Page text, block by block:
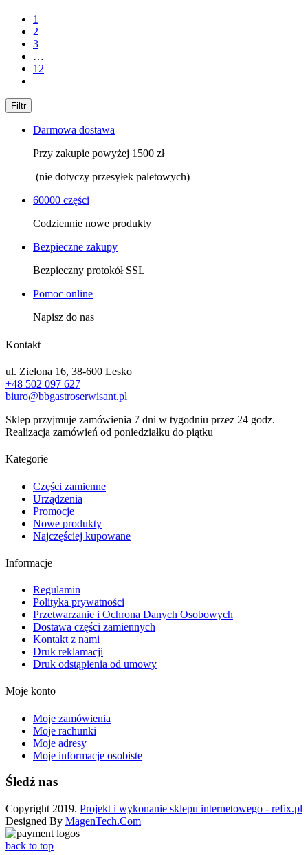
1
2
3
…
12
Filtr
Darmowa dostawa
Przy zakupie powyżej 1500 zł
(nie dotyczy przesyłek paletowych)
60000 części
Codziennie nowe produkty
Bezpieczne zakupy
Bezpieczny protokół SSL
Pomoc online
Napisz do nas
Kontakt
ul. Zielona 16, 38-600 Lesko
+48 502 097 627
biuro@bbgastroserwisant.pl
Sklep przyjmuje zamówienia 7 dni w tygodniu przez 24 godz.
Realizacja zamówień od poniedziałku do piątku
Kategorie
Części zamienne
Urządzenia
Promocje
Nowe produkty
Najczęściej kupowane
Informacje
Regulamin
Polityka prywatności
Przetwarzanie i Ochrona Danych Osobowych
Dostawa części zamiennych
Kontakt z nami
Druk reklamacji
Druk odstąpienia od umowy
Moje konto
Moje zamówienia
Moje rachunki
Moje adresy
Moje informacje osobiste
Śledź nas
Copyright 2019. Projekt i wykonanie sklepu internetowego - refix.pl
Designed By MagenTech.Com
back to top